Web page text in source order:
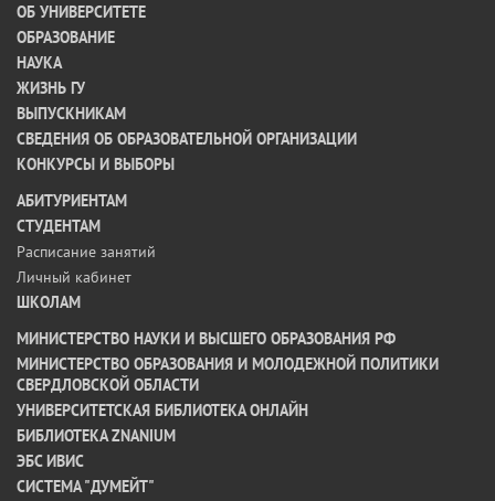
ОБ УНИВЕРСИТЕТЕ
ОБРАЗОВАНИЕ
НАУКА
ЖИЗНЬ ГУ
ВЫПУСКНИКАМ
СВЕДЕНИЯ ОБ ОБРАЗОВАТЕЛЬНОЙ ОРГАНИЗАЦИИ
КОНКУРСЫ И ВЫБОРЫ
АБИТУРИЕНТАМ
СТУДЕНТАМ
Расписание занятий
Личный кабинет
ШКОЛАМ
МИНИСТЕРСТВО НАУКИ И ВЫСШЕГО ОБРАЗОВАНИЯ РФ
МИНИСТЕРСТВО ОБРАЗОВАНИЯ И МОЛОДЕЖНОЙ ПОЛИТИКИ
СВЕРДЛОВСКОЙ ОБЛАСТИ
УНИВЕРСИТЕТСКАЯ БИБЛИОТЕКА ОНЛАЙН
БИБЛИОТЕКА ZNANIUM
ЭБС ИВИС
СИСТЕМА "ДУМЕЙТ"